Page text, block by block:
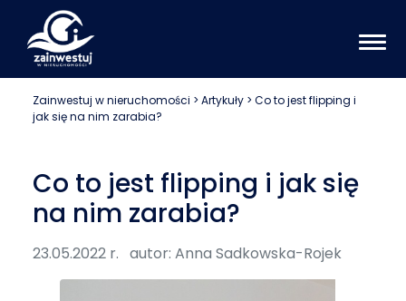
Zainwestuj w nieruchomości > Artykuły > Co to jest flipping i
jak się na nim zarabia?
Co to jest flipping i jak się
na nim zarabia?
23.05.2022 r. autor: Anna Sadkowska-Rojek